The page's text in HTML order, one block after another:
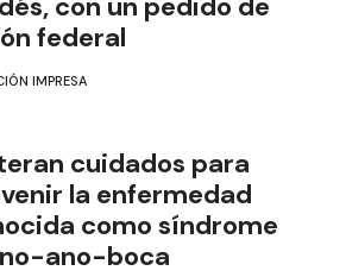
federal
IMPRESA
cuidados para
la enfermedad
como síndrome
ano-boca